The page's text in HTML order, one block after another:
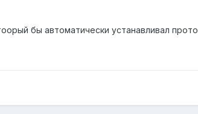
бы автоматически устанавливал